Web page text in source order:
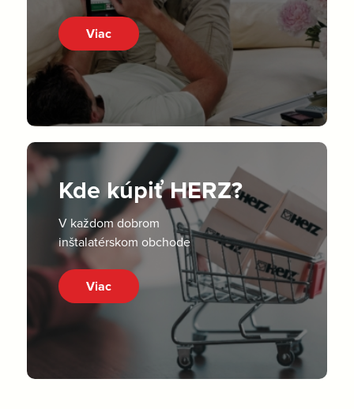
Viac
Kde kúpiť HERZ?
V každom dobrom
inštalatérskom obchode
Viac